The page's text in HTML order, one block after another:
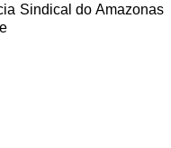
Sindical do Amazonas